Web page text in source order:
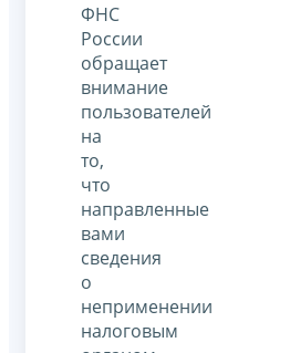
ФНС
России
обращает
внимание
пользователей
на
то,
что
направленные
вами
сведения
о
неприменении
налоговым